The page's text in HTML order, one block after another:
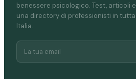
benessere psicologico. Test, articoli e
una directory di professionisti in tutta
Italia.